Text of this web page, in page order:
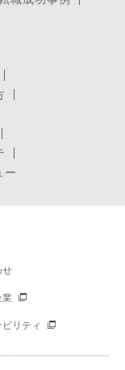
ー
せ
業
リティ